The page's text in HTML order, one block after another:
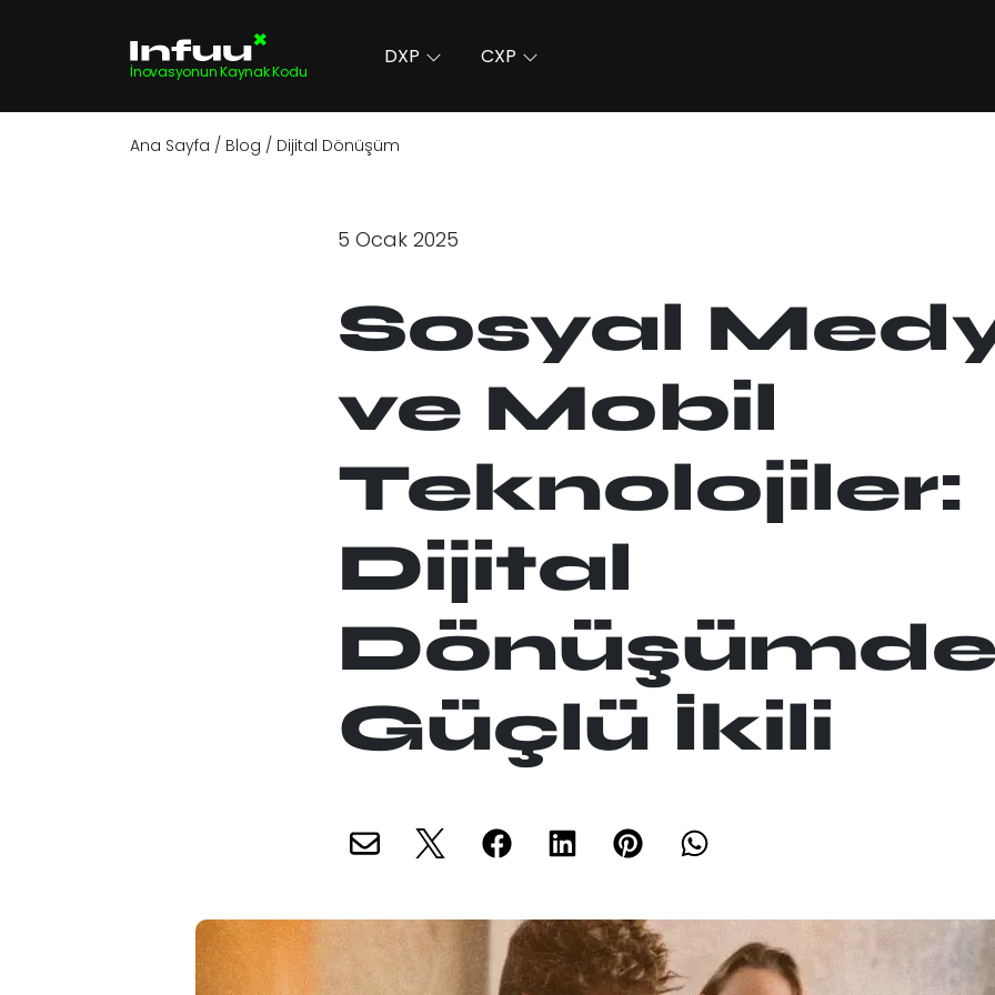
İnovasyonun Kaynak Kodu
DXP CXP
Ana Sayfa Blog Dijital Dönüşüm
5 Ocak 2025
Sosyal
ve Mobil
Teknolojiler:
Dijital
Güçlü İkili